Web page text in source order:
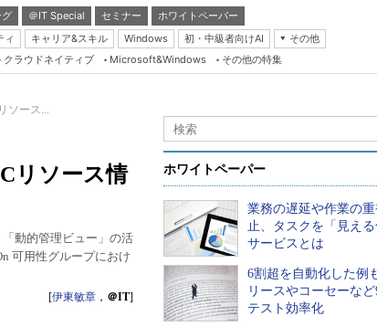
＠IT Special セミナー
ホワイトペーパー
ィ キャリア&スキル Windows 初・中級者向けAI
その他
Server & Storage
Java Agile
Database Expert
Linux ＆ OSS
Master of IP Network
Security & Trust
クラウドネイティブ Microsoft&Windows その他の特集
ソース...
リソース情
「動的管理ビュー」の活
可用性グループにおけ
[伊東敏章 ， ＠IT]
ホワイトペーパー
業務の遅延や作業の
止、タスクを「見える
サービスとは
6割超を自動化した例
リースやコーセーな
テスト効率化